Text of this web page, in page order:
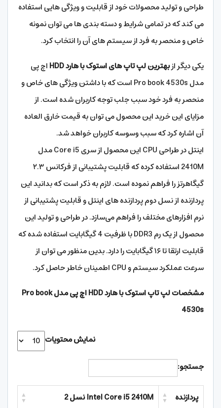
طراحی و تولید محصولات خود از قابلیت و ویژگی هایی استفاده
می‌ کند که در تمامی شرایط و دسته بندی ها می توان نمونه
خاص و منحصر به فرد از سیستم‌ های آن را انتخاب کرد.
یکی دیگر ازبهترین لپ تاپ های استوک با هارد HDD
اچ پی
مدل Pro book 4530s است که با داشتن ویژگی های خاص و
منحصر به فرد خود سبب جلب توجه کاربران شده است. از
مزایای این خرید این محصول می‌ توان به قیمت خارق العاده
آن اشاره کرد که سبب وسوسه کاربران خواهد شد.
اینتل در طراحی CPU این محصول از سری Core i5 مدل
2410M استفاده کرده که قابلیت پشتیبانی از فرکانس ۲.۳
گیگاهرتز را فراهم نموده است. لازم به ذکر است که بدانید این
پردازنده از نسل دوم پردازنده های اینتل و قابلیت پشتیبانی از
نرم افزارهای مختلف را فراهم می‌سازد. در طراحی و تولید این
محصول از یک رم DDR3 با ظرفیت 4 گیگابایت استفاده شده که
قابلیت ارتقا تا ۱۶ گیگابایت را دارد. بدین منظور می توان از
سرعت عملکرد سیستم و CPU اطمینان خاطر حاصل کرد.
مشخصات لپ تاپ استوک با هارد HDD اچ پی مدل Pro book
4530s
نمایش محتویات
جستجو:
پردازنده
Intel Core i5 2410M نسل 2